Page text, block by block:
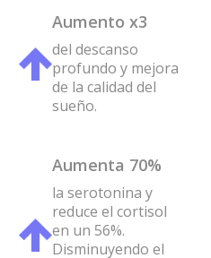
Aumento x3
del descanso
profundo y mejora
de la calidad del
sueño.
Aumenta 70%
la serotonina y
reduce el cortisol
en un 56%.
Disminuyendo el